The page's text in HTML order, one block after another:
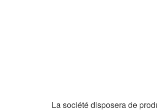
La société disposera de